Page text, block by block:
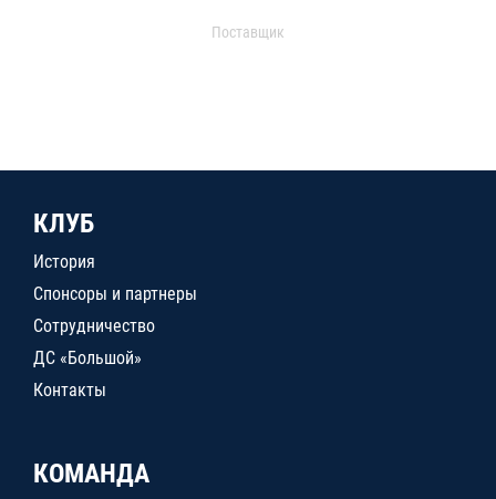
Поставщик
КЛУБ
История
Спонсоры и партнеры
Сотрудничество
ДС «Большой»
Контакты
КОМАНДА